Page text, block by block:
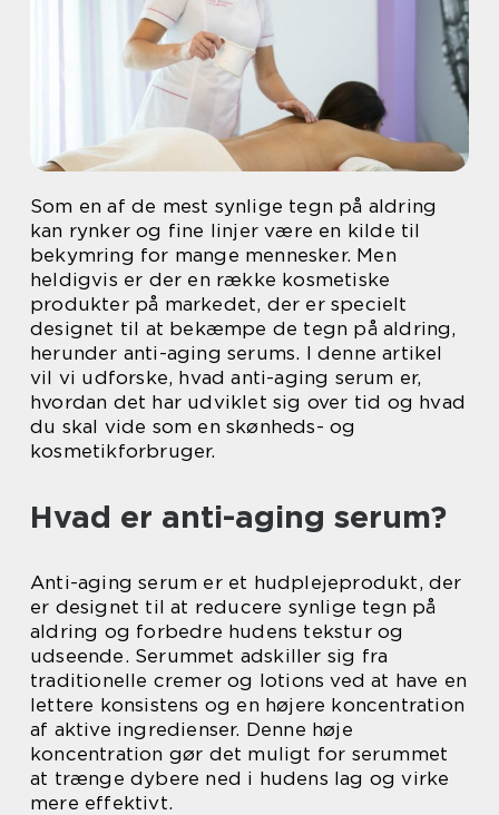
Som en af de mest synlige tegn på aldring
kan rynker og fine linjer være en kilde til
bekymring for mange mennesker. Men
heldigvis er der en række kosmetiske
produkter på markedet, der er specielt
designet til at bekæmpe de tegn på aldring,
herunder anti-aging serums. I denne artikel
vil vi udforske, hvad anti-aging serum er,
hvordan det har udviklet sig over tid og hvad
du skal vide som en skønheds- og
kosmetikforbruger.
Hvad er anti-aging serum?
Anti-aging serum er et hudplejeprodukt, der
er designet til at reducere synlige tegn på
aldring og forbedre hudens tekstur og
udseende. Serummet adskiller sig fra
traditionelle cremer og lotions ved at have en
lettere konsistens og en højere koncentration
af aktive ingredienser. Denne høje
koncentration gør det muligt for serummet
at trænge dybere ned i hudens lag og virke
mere effektivt.